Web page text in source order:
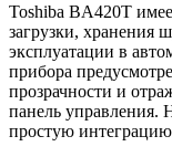
Toshiba BA420T
загрузки, хранения
эксплуатации в
прибора
прозрачности и
панель управления.
простую